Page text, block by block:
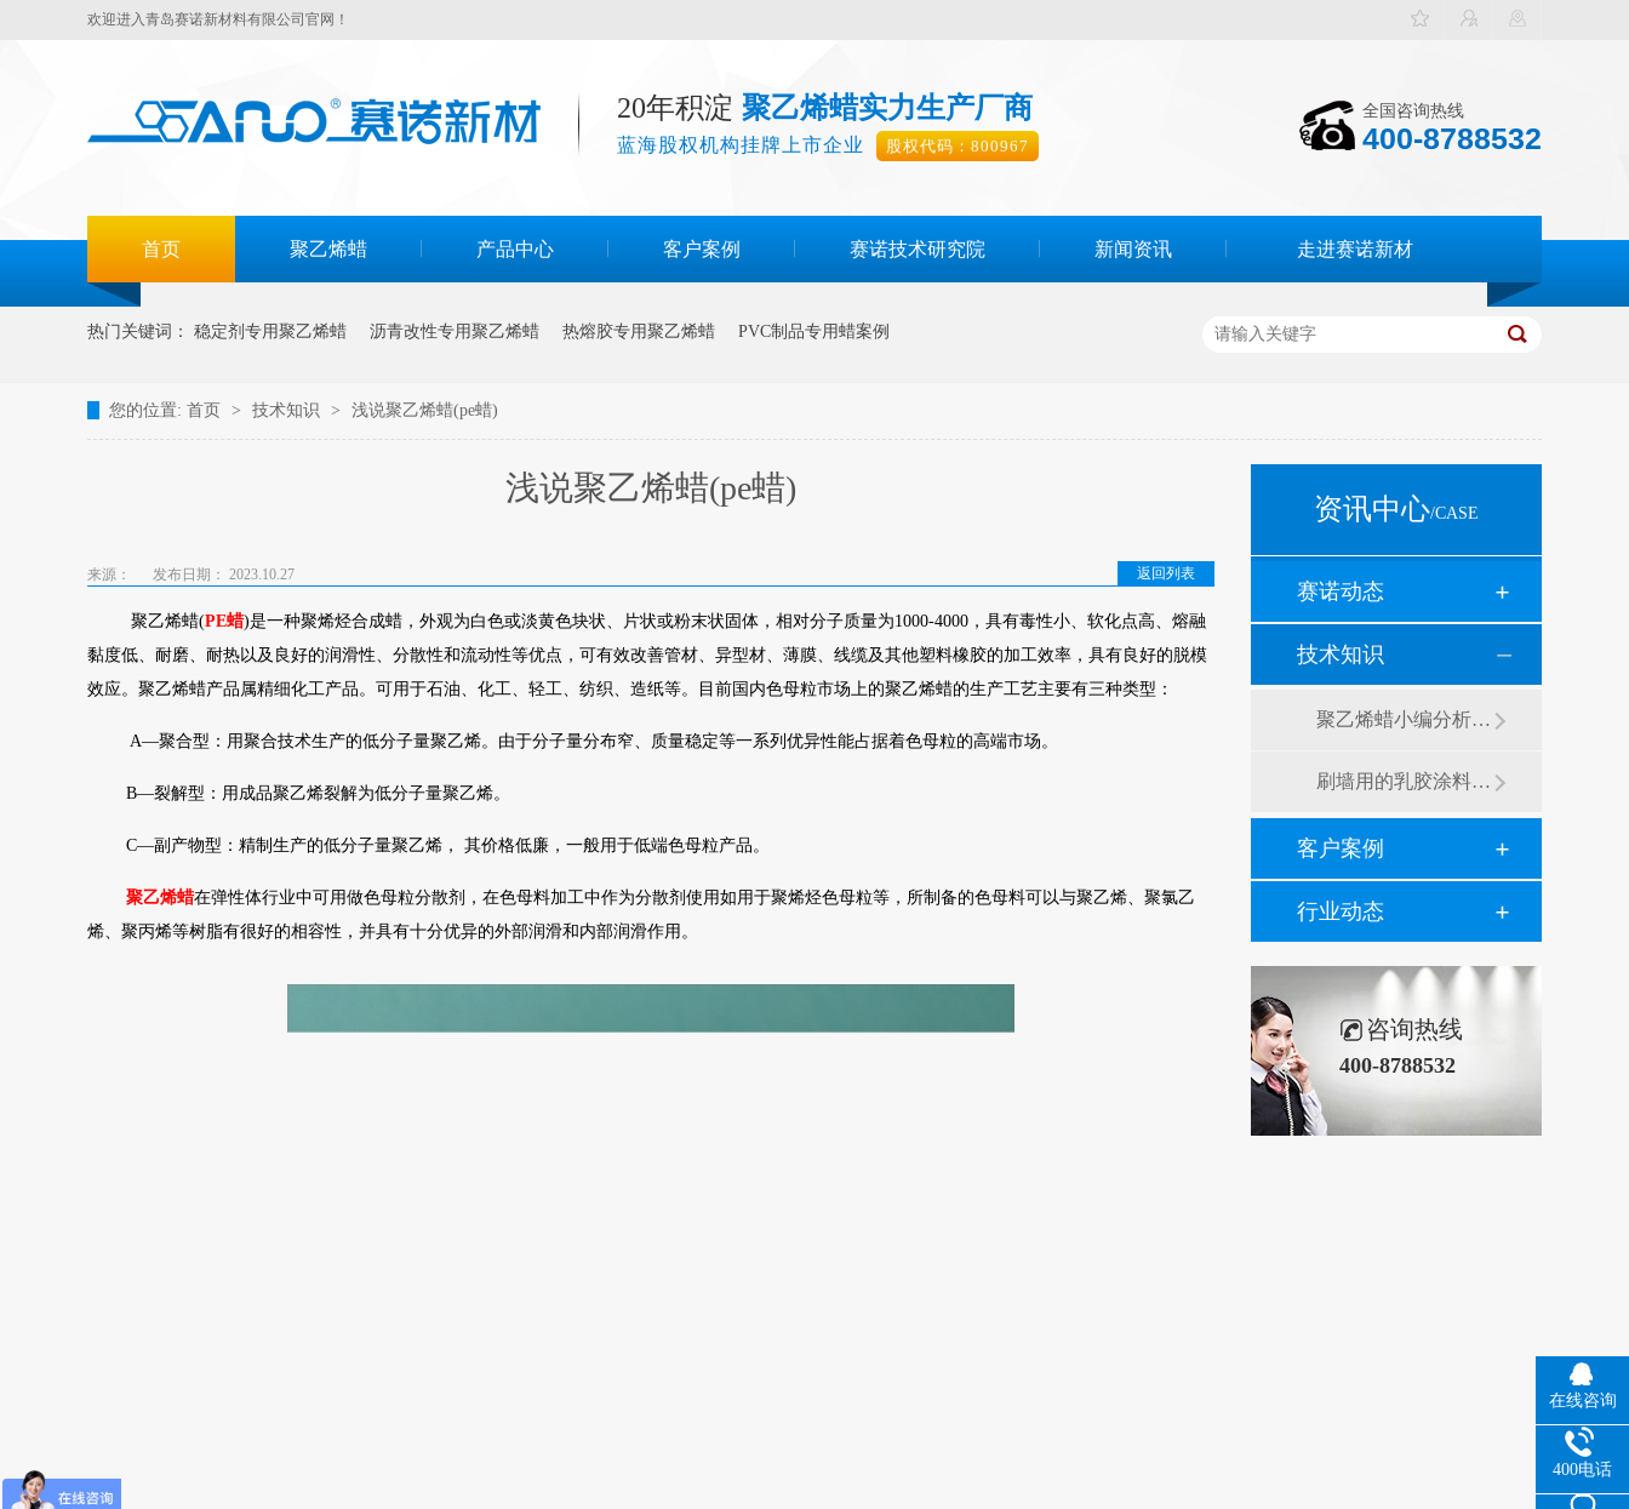
欢迎进入青岛赛诺新材料有限公司官网！
全国咨询热线
400-8788532
20年积淀 聚乙烯蜡实力生产厂商
蓝海股权机构挂牌上市企业 股权代码：800967
首页 聚乙烯蜡 产品中心 客户案例 赛诺技术研究院 新闻资讯 走进赛诺新材
热门关键词： 稳定剂专用聚乙烯蜡 沥青改性专用聚乙烯蜡 热熔胶专用聚乙烯蜡 PVC制品专用蜡案例
您的位置: 首页 > 技术知识 > 浅说聚乙烯蜡(pe蜡)
浅说聚乙烯蜡(pe蜡)
返回列表
来源： 发布日期： 2023.10.27
聚乙烯蜡(PE蜡)是一种聚烯烃合成蜡，外观为白色或淡黄色块状、片状或粉末状固体，相对分子质量为1000-4000，具有毒性小、软化点高、熔融
黏度低、耐磨、耐热以及良好的润滑性、分散性和流动性等优点，可有效改善管材、异型材、薄膜、线缆及其他塑料橡胶的加工效率，具有良好的脱模
效应。聚乙烯蜡产品属精细化工产品。可用于石油、化工、轻工、纺织、造纸等。目前国内色母粒市场上的聚乙烯蜡的生产工艺主要有三种类型：
A—聚合型：用聚合技术生产的低分子量聚乙烯。由于分子量分布窄、质量稳定等一系列优异性能占据着色母粒的高端市场。
B—裂解型：用成品聚乙烯裂解为低分子量聚乙烯。
C—副产物型：精制生产的低分子量聚乙烯， 其价格低廉，一般用于低端色母粒产品。
聚乙烯蜡在弹性体行业中可用做色母粒分散剂，在色母料加工中作为分散剂使用如用于聚烯烃色母粒等，所制备的色母料可以与聚乙烯、聚氯乙
烯、聚丙烯等树脂有很好的相容性，并具有十分优异的外部润滑和内部润滑作用。
资讯中心/CASE
赛诺动态
技术知识
聚乙烯蜡小编分析有机硅消泡剂优缺点及主要分类和性能
刷墙用的乳胶涂料用青岛赛诺分散剂的原因竟然是....？
客户案例
行业动态
咨询热线
400-8788532
在线咨询
400电话